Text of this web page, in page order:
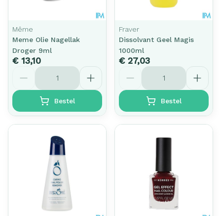
Même
Meme Olie Nagellak
Droger 9ml
€ 13,10
Aantal
Bestel
Fraver
Dissolvant Geel Magis
1000ml
€ 27,03
Aantal
Bestel